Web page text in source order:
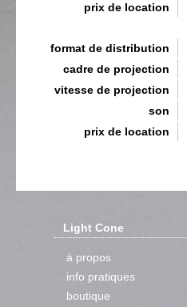
prix de location
format de distribution
cadre de projection
vitesse de projection
son
prix de location
Light Cone
à propos
info pratiques
boutique